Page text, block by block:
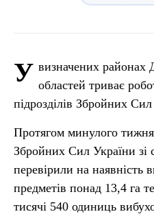
У визначених районах
областей триває
підрозділів Збройних
Протягом минулого тижня
Збройних Сил України зі
перевірили на наявність
предметів понад 13,4 га
тисячі 540 одиниць